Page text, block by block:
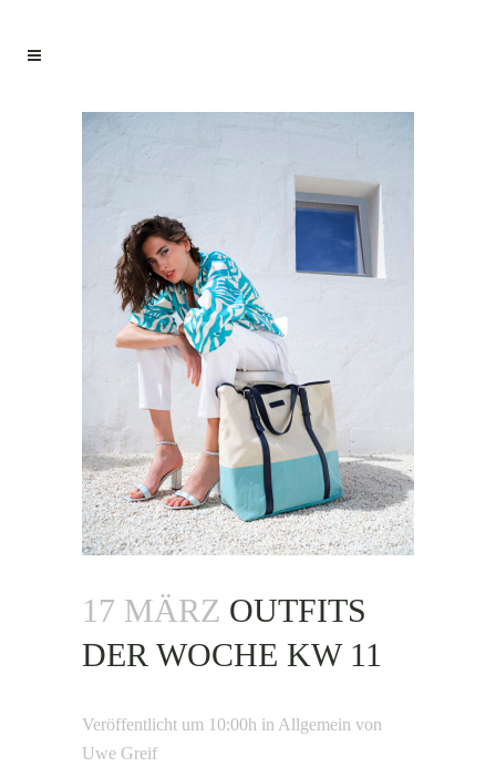
17 MÄRZ OUTFITS
DER WOCHE KW 11
Veröffentlicht um 10:00h in Allgemein von
Uwe Greif